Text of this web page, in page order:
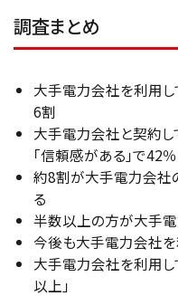
調査まとめ
大手電力会社を利用
6割
大手電力会社と契約し
「信頼感がある」で42％
約8割が大手電力会社
る
半数以上の方が大手
今後も大手電力会社
大手電力会社を利用
以上」